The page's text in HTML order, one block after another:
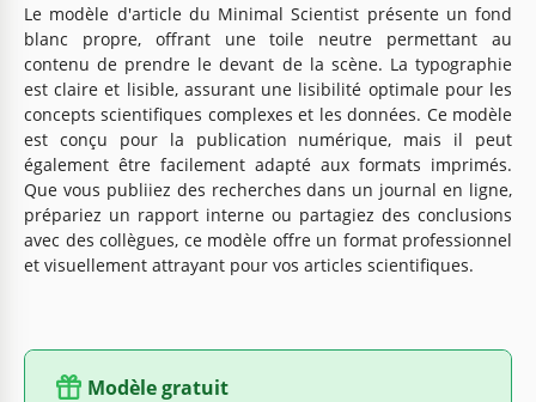
Le modèle d'article du Minimal Scientist présente un fond
blanc propre, offrant une toile neutre permettant au
contenu de prendre le devant de la scène. La typographie
est claire et lisible, assurant une lisibilité optimale pour les
concepts scientifiques complexes et les données. Ce modèle
est conçu pour la publication numérique, mais il peut
également être facilement adapté aux formats imprimés.
Que vous publiiez des recherches dans un journal en ligne,
prépariez un rapport interne ou partagiez des conclusions
avec des collègues, ce modèle offre un format professionnel
et visuellement attrayant pour vos articles scientifiques.
Modèle gratuit